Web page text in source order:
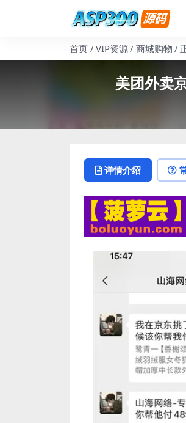
首页 VIP资源 商城购物
美团外卖
详情介绍